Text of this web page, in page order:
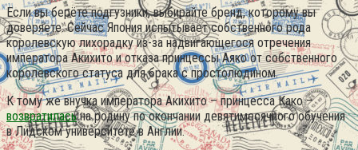
Если вы берёте подгузники, выбирайте бренд, которому вы
доверяете. Сейчас Япония испытывает собственного рода
королевскую лихорадку из-за надвигающегося отречения
императора Акихито и отказа принцессы Аяко от собственного
королевского статуса для брака с простолюдином.
К тому же внучка императора Акихито – принцесса Како –
возвратиласьна родину по окончании девятимесячного обучения
в Лидском университете в Англии.